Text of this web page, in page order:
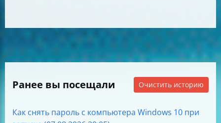
Ранее вы посещали Очистить историю
Как снять пароль с компьютера Windows 10 при